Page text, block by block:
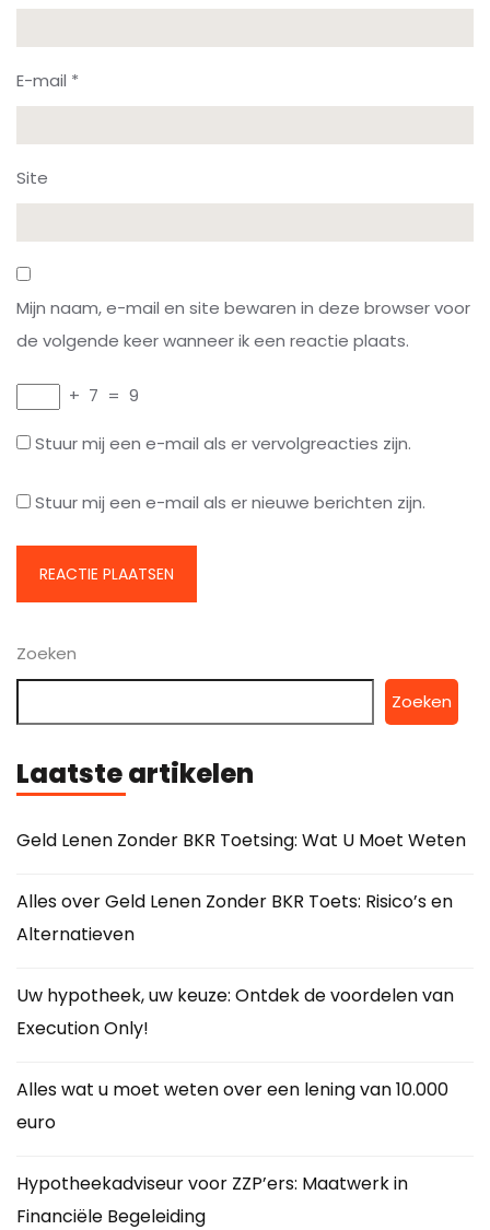
E-mail *
Site
Mijn naam, e-mail en site bewaren in deze browser voor
de volgende keer wanneer ik een reactie plaats.
+ 7 = 9
Stuur mij een e-mail als er vervolgreacties zijn.
Stuur mij een e-mail als er nieuwe berichten zijn.
Zoeken
Zoeken
Laatste artikelen
Geld Lenen Zonder BKR Toetsing: Wat U Moet Weten
Alles over Geld Lenen Zonder BKR Toets: Risico’s en
Alternatieven
Uw hypotheek, uw keuze: Ontdek de voordelen van
Execution Only!
Alles wat u moet weten over een lening van 10.000
euro
Hypotheekadviseur voor ZZP’ers: Maatwerk in
Financiële Begeleiding